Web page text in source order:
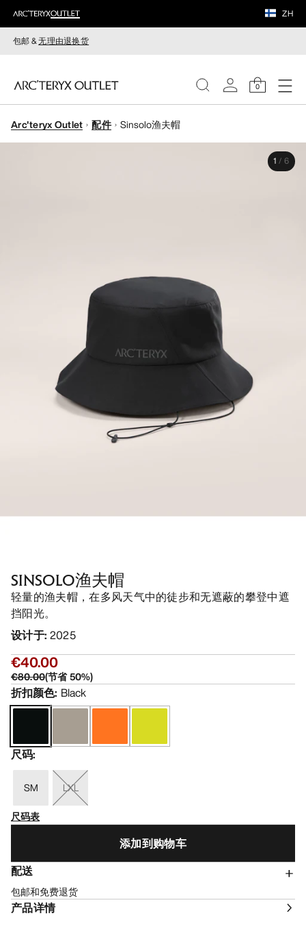
ZH
包邮 &无理由退换货
0
女装
Arc'teryx Outlet 配件 Sinsolo渔夫帽
1 / 6
SINSOLO渔夫帽
轻量的渔夫帽，在多风天气中的徒步和无遮蔽的攀登中遮
挡阳光。
设计于: 2025
€40.00
€80.00(节省50%)
折扣颜色: Black
尺码:
SM
LXL
尺码表
添加到购物车
配送
包邮和免费退货
产品详情